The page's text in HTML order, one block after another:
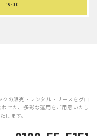
18:00
クの販売・レンタル・リースをグロ
せた、多彩な運用をご用意いたし
します。